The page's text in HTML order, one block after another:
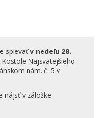
spievaťv nedeľu 28.
Kostole Najsvätejšieho
nám. č. 5 v
nájsť v záložke